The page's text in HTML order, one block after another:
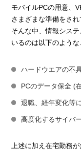
モバイルPCの用意、
さまざまな準備をさ
そんな中、情報シス
いるのは以下のよう
ハードウエアの不
PCのデータ保全 (
退職、経年変化等
高度化するサイバ
上述に加え在宅勤務